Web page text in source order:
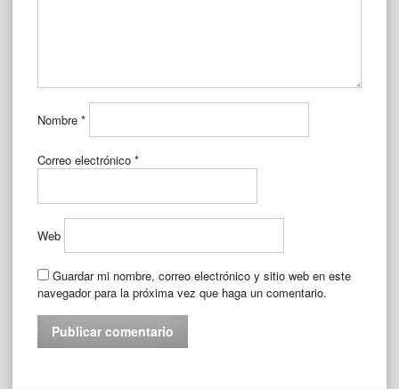
Nombre *
Correo electrónico *
Web
Guardar mi nombre, correo electrónico y sitio web en este
navegador para la próxima vez que haga un comentario.